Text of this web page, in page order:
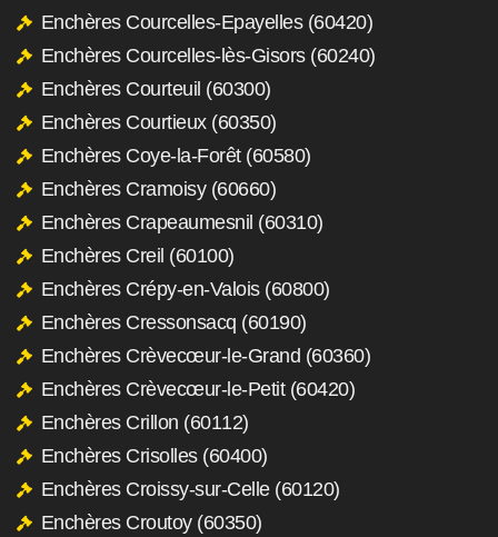
Enchères Courcelles-Epayelles (60420)
Enchères Courcelles-lès-Gisors (60240)
Enchères Courteuil (60300)
Enchères Courtieux (60350)
Enchères Coye-la-Forêt (60580)
Enchères Cramoisy (60660)
Enchères Crapeaumesnil (60310)
Enchères Creil (60100)
Enchères Crépy-en-Valois (60800)
Enchères Cressonsacq (60190)
Enchères Crèvecœur-le-Grand (60360)
Enchères Crèvecœur-le-Petit (60420)
Enchères Crillon (60112)
Enchères Crisolles (60400)
Enchères Croissy-sur-Celle (60120)
Enchères Croutoy (60350)